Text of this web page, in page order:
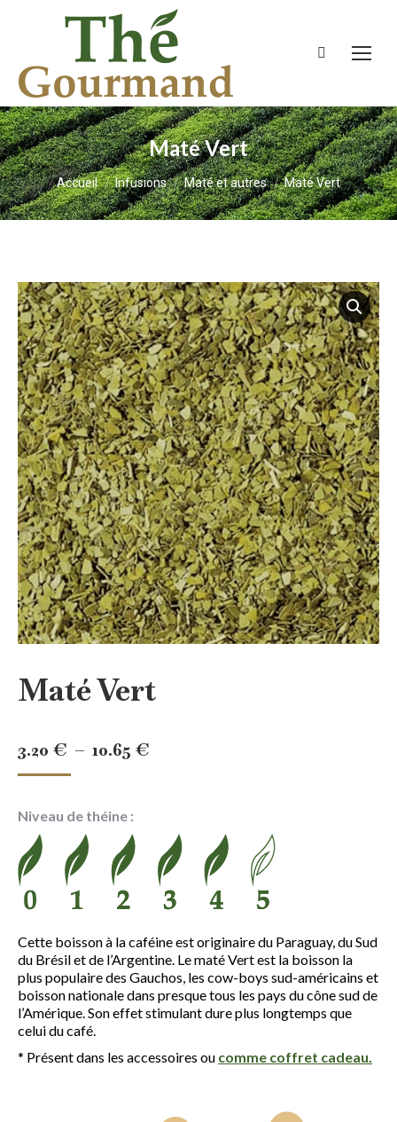
Recherche
Maté Vert
Vous êtes ici :
Accueil Infusions Maté et autres Maté Vert
Maté Vert
3.20 € – 10.65 €
3.20 €
10.65 €
Niveau de théine :
Cette boisson à la caféine est originaire du Paraguay, du Sud
du Brésil et de l’Argentine. Le maté Vert est la boisson la
plus populaire des Gauchos, les cow-boys sud-américains et
boisson nationale dans presque tous les pays du cône sud de
l’Amérique. Son effet stimulant dure plus longtemps que
celui du café.
* Présent dans les accessoires ou comme coffret cadeau.